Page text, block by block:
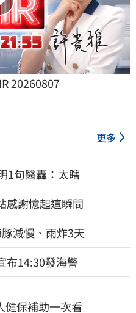
20260807
更多
1句醫轟：太瞎
感謝憶起這瞬間
減慢、雨炸3天
布14:30發海警
健保補助一次看